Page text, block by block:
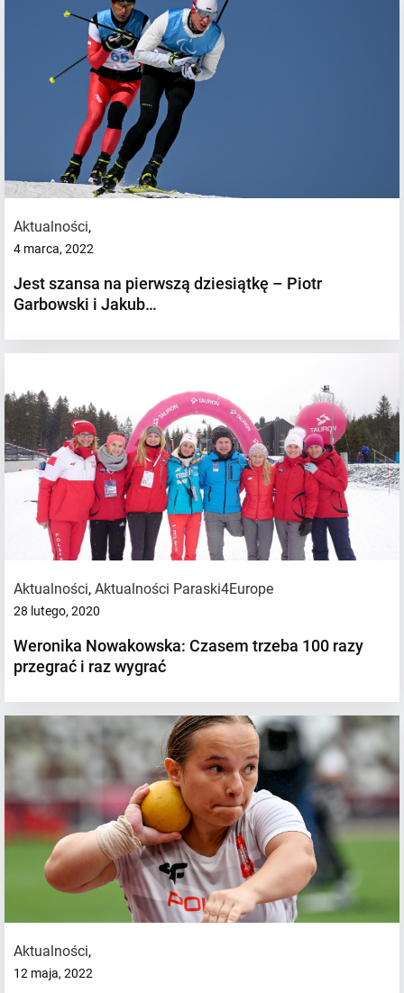
Aktualności,
4 marca, 2022
Jest szansa na pierwszą dziesiątkę – Piotr
Garbowski i Jakub…
Aktualności, Aktualności Paraski4Europe
28 lutego, 2020
Weronika Nowakowska: Czasem trzeba 100 razy
przegrać i raz wygrać
Aktualności,
12 maja, 2022